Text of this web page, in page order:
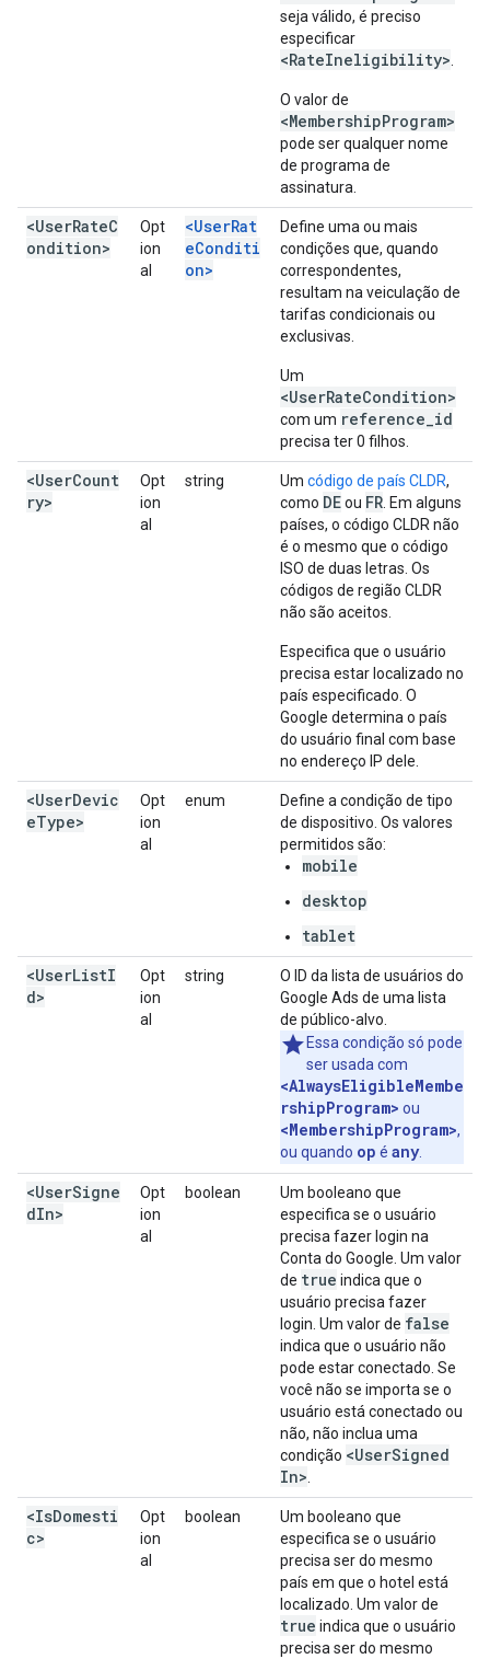
seja válido, é preciso
especificar
<RateIneligibility>
O valor de
<MembershipProgram>
pode ser qualquer nome
de programa de
assinatura.
<UserRateC
ondition>
Opt
ion
al
<UserRat
eConditi
on>
Define uma ou mais
condições que, quando
correspondentes,
resultam na veiculação de
tarifas condicionais ou
exclusivas.
Um
<UserRateCondition>
com um reference_id
precisa ter 0 filhos.
<UserCount
ry>
Opt
ion
al
string Um código de país CLDR,
como DEou FR . Em alguns
países, o código CLDR não
é o mesmo que o código
ISO de duas letras. Os
códigos de região CLDR
não são aceitos.
Especifica que o usuário
precisa estar localizado no
país especificado. O
Google determina o país
do usuário final com base
no endereço IP dele.
<UserDevic
eType>
Opt
ion
al
enum
Define a condição de tipo
de dispositivo. Os valores
permitidos são:
mobile
desktop
tablet
<UserListI
d>
Opt
ion
al
string
O ID da lista de usuários do
Google Ads de uma lista
de público-alvo.
Essa condição só pode
ser usada com
<AlwaysEligibleMembe
rshipProgram> ou
<MembershipProgram>,
ou quando op é any.
<UserSigne
dIn>
Opt
ion
al
boolean
Um booleano que
especifica se o usuário
precisa fazer login na
Conta do Google. Um valor
de true indica que o
usuário precisa fazer
login. Um valor de false
indica que o usuário não
pode estar conectado. Se
você não se importa se o
usuário está conectado ou
não, não inclua uma
condição <UserSigned
In>
<IsDomesti
c>
Opt
ion
al
boolean
Um booleano que
especifica se o usuário
precisa ser do mesmo
país em que o hotel está
localizado. Um valor de
true indica que o usuário
precisa ser do mesmo